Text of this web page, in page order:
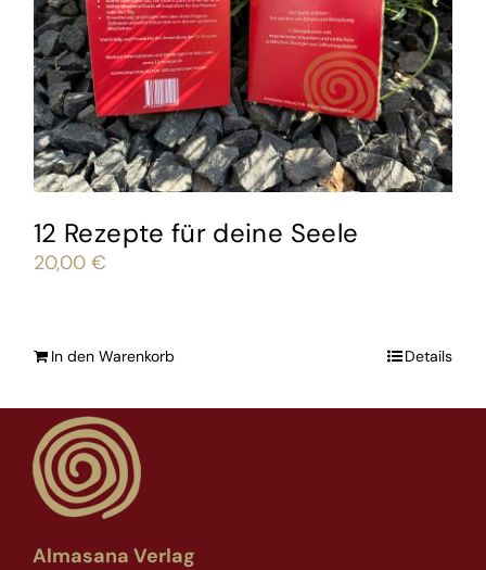
12 Rezepte für deine Seele
20,00 €
In den Warenkorb Details
Almasana Verlag